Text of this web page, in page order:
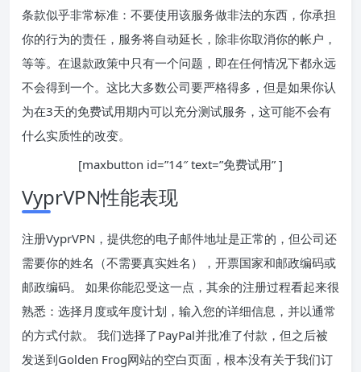
条款似乎非常标准：不要使用该服务做非法的东西，你承担
你的行为的责任，服务将自动延长，除非你取消你的帐户，
等等。在退款政策中只有一个问题，即在任何情况下都永远
不会得到一个。这比大多数公司要严格得多，但是如果你认
为在3天的免费试用期内可以充分测试服务，这可能不会有
什么实质性的改变。
[maxbutton id=”14″ text=”免费试用” ]
VyprVPN性能表现
注册VyprVPN，提供您的电子邮件地址是正常的，但公司还
需要你的姓名（不需要真实姓名），开票国家和邮政编码或
邮政编码。 如果你能忍受这一点，其余的注册过程看起来很
熟悉：选择月度或年度计划，输入您的详细信息，并以通常
的方式付款。 我们选择了PayPal并批准了付款，但之后被
发送到Golden Frog网站的空白页面，根本没有关于我们订